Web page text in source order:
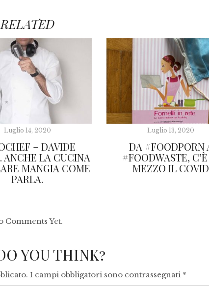
RELATED
Luglio 14, 2020
– DAVIDE
ANCHE LA CUCINA
MANGIA COME
PARLA.
Luglio 13, 2020
DA #FOODPORN
#FOODWASTE,
MEZZO IL COVID
Comments Yet.
YOU THINK?
I campi obbligatori sono contrassegnati *